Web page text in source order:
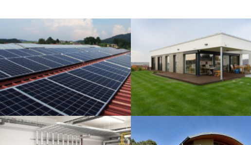
Fotovoltaika – energetický
posudek
Pasivní dům – energetický
posudek a PENB